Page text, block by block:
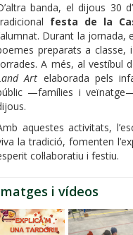
banda, el dijous 30
festa de la
Durant la
preparats a classe,
A més, al vestíbul
Art elaborada pels
—famílies i
aquestes activitats,
la tradició, fomenten
col·laboratiu i festiu.
i vídeos